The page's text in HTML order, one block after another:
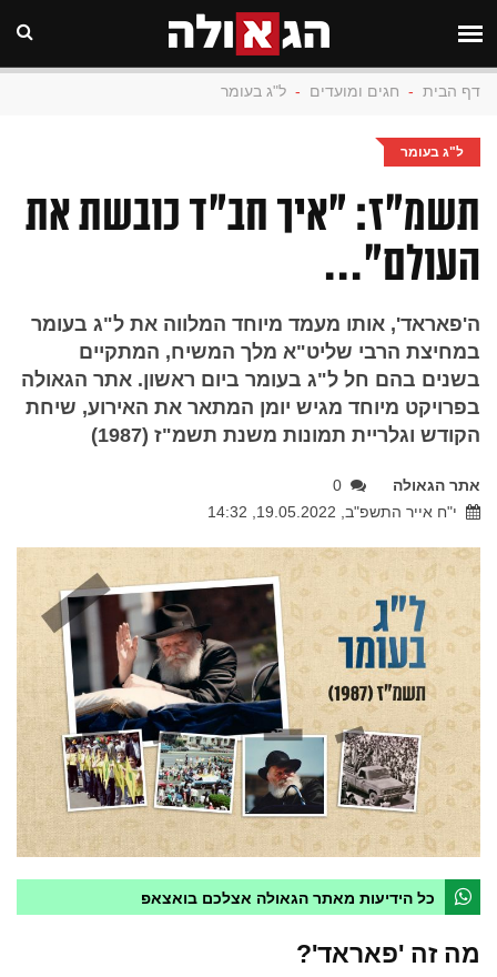
דף הבית - חגים ומועדים - ל"ג בעומר
ל"ג בעומר
תשמ"ז: "איך חב"ד כובשת את
העולם"...
ה'פאראד', אותו מעמד מיוחד המלווה את ל"ג בעומר
במחיצת הרבי שליט"א מלך המשיח, המתקיים
בשנים בהם חל ל"ג בעומר ביום ראשון. אתר הגאולה
בפרויקט מיוחד מגיש יומן המתאר את האירוע, שיחת
הקודש וגלריית תמונות משנת תשמ"ז (1987)
אתר הגאולה
0
י"ח אייר התשפ"ב, 19.05.2022, 14:32
כל הידיעות מאתר הגאולה אצלכם בואצאפ
מה זה 'פאראד'?